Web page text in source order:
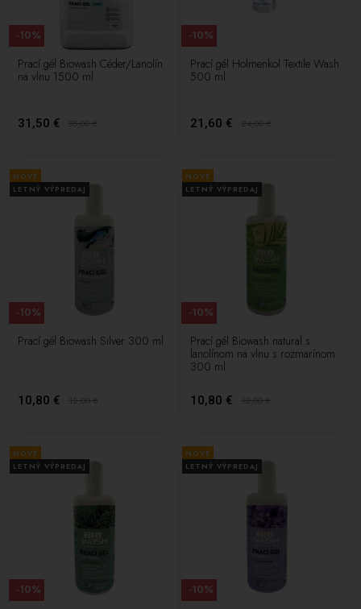
Prací gél Biowash Céder/Lanolín
na vlnu 1500 ml
31,50 € 35,00€
-10%
Prací gél Holmenkol Textile Wash
500 ml
21,60 € 24,00€
-10%
NOVÉ
LETNÝ VÝPREDAJ
Prací gél Biowash Silver 300 ml
10,80 € 12,00€
-10%
NOVÉ
LETNÝ VÝPREDAJ
Prací gél Biowash natural s
lanolínom na vlnu s rozmarínom
300 ml
10,80 € 12,00€
-10%
NOVÉ
LETNÝ VÝPREDAJ
-10%
NOVÉ
LETNÝ VÝPREDAJ
-10%